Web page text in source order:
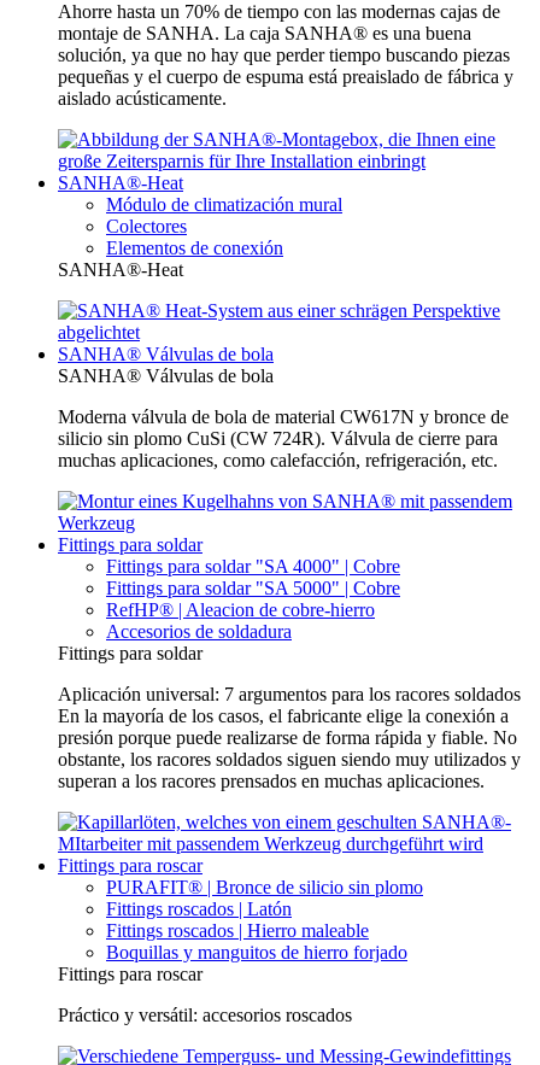
Ahorre hasta un 70% de tiempo con las modernas cajas de
montaje de SANHA. La caja SANHA® es una buena
solución, ya que no hay que perder tiempo buscando piezas
pequeñas y el cuerpo de espuma está preaislado de fábrica y
aislado acústicamente.
SANHA®-Heat
Módulo de climatización mural
Colectores
Elementos de conexión
SANHA®-Heat
SANHA® Válvulas de bola
SANHA® Válvulas de bola
Moderna válvula de bola de material CW617N y bronce de
silicio sin plomo CuSi (CW 724R). Válvula de cierre para
muchas aplicaciones, como calefacción, refrigeración, etc.
Fittings para soldar
Fittings para soldar "SA 4000" | Cobre
Fittings para soldar "SA 5000" | Cobre
RefHP® | Aleacion de cobre-hierro
Accesorios de soldadura
Fittings para soldar
Aplicación universal: 7 argumentos para los racores soldados
En la mayoría de los casos, el fabricante elige la conexión a
presión porque puede realizarse de forma rápida y fiable. No
obstante, los racores soldados siguen siendo muy utilizados y
superan a los racores prensados en muchas aplicaciones.
Fittings para roscar
PURAFIT® | Bronce de silicio sin plomo
Fittings roscados | Latón
Fittings roscados | Hierro maleable
Boquillas y manguitos de hierro forjado
Fittings para roscar
Práctico y versátil: accesorios roscados